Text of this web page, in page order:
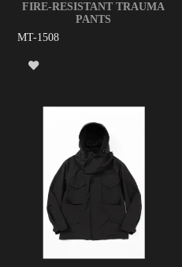
FIRE-RESISTANT TRAUMA
PANTS
MT-1508